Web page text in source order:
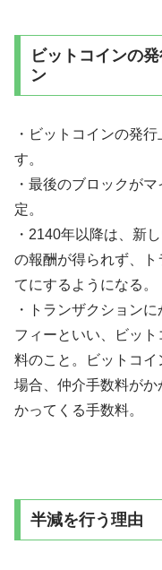
ビットコインの
ン
・ビットコインの発
す。
・最後のブロックが
定。
・2140年以降は、新
の報酬が得られず、
てにするようになる。
・トランザクション
フィーといい、ビッ
料のこと。ビットコイ
場合、仲介手数料が
かってくる手数料。
半減を行う理由